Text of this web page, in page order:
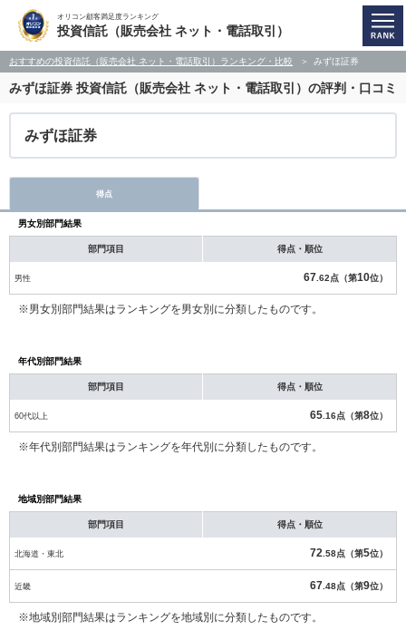
オリコン顧客満足度ランキング
投資信託（販売会社 ネット・電話取引）
おすすめの投資信託（販売会社 ネット・電話取引）ランキング・比較 みずほ証券
みずほ証券 投資信託（販売会社 ネット・電話取引）の評判・口コミ
みずほ証券
得点
男女別部門結果
部門項目 得点・順位
男性 67 .62点（第10位）
※男女別部門結果はランキングを男女別に分類したものです。
年代別部門結果
部門項目 得点・順位
60代以上 65 .16点（第8位）
※年代別部門結果はランキングを年代別に分類したものです。
地域別部門結果
部門項目 得点・順位
北海道・東北 72 .58点（第5位）
近畿 67 .48点（第9位）
※地域別部門結果はランキングを地域別に分類したものです。